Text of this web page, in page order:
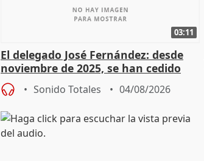
03:11
El delegado José Fernández: desde
noviembre de 2025, se han cedido
9.810 ayudas por nacimiento
Sonido Totales 04/08/2026